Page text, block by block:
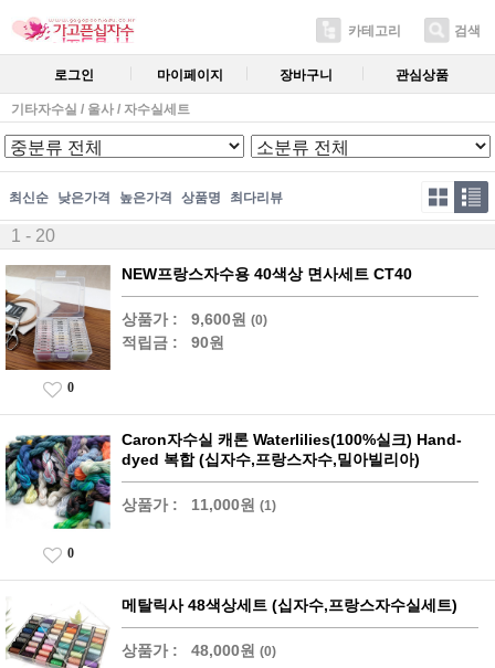
카테고리 검색
로그인 마이페이지 장바구니 관심상품
기타자수실 / 울사 / 자수실세트
최신순 낮은가격 높은가격 상품명 최다리뷰
1 - 20
NEW프랑스자수용 40색상 면사세트 CT40
상품가 : 9,600원 (0)
적립금 : 90원
0
Caron자수실 캐론 Waterlilies(100%실크) Hand-
dyed 복합 (십자수,프랑스자수,밀아빌리아)
상품가 : 11,000원 (1)
0
메탈릭사 48색상세트 (십자수,프랑스자수실세트)
상품가 : 48,000원 (0)